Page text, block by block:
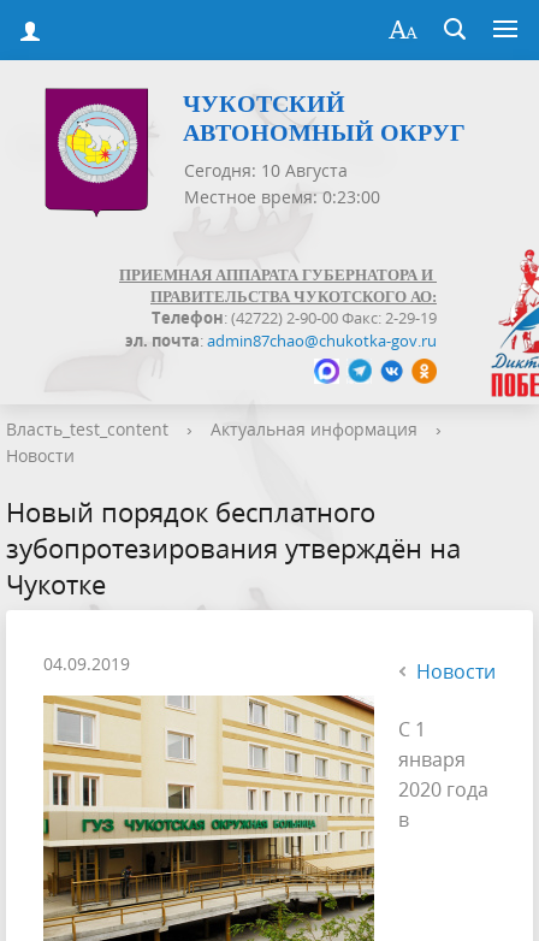
ЧУКОТСКИЙ
АВТОНОМНЫЙ ОКРУГ
Сегодня: 10 Августа
Местное время: 0:23:01
ПРИЕМНАЯ АППАРАТА ГУБЕРНАТОРА И
ПРАВИТЕЛЬСТВА ЧУКОТСКОГО АО:
Телефон: (42722) 2-90-00 Факс: 2-29-19
эл. почта:admin87chao@chukotka-gov.ru
Власть_test_content › Актуальная информация
›
Новости
Новый порядок бесплатного
зубопротезирования утверждён на
Чукотке
04.09.2019 Новости
С 1
января
2020 года
в